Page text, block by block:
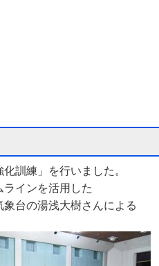
訓練」を行いました。
インを活用した
台の湯浅大樹さんによる